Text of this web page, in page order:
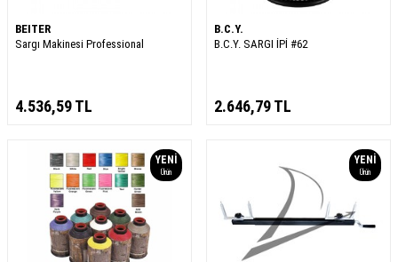
BEITER
Sargı Makinesi Professional
4.536,59TL
B.C.Y.
B.C.Y. SARGI İPİ #62
2.646,79TL
YENI
Ürün
YENI
Ürün